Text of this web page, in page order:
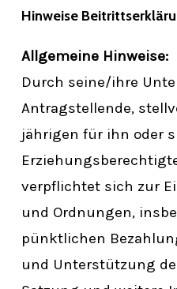
Hinweise
Allgemeine Hinweise:
Durch seine/ihre
Antragstellende,
jährigen für ihn oder
verpflichtet sich zur
und Ordnungen,
pünktlichen
und Unterstützung